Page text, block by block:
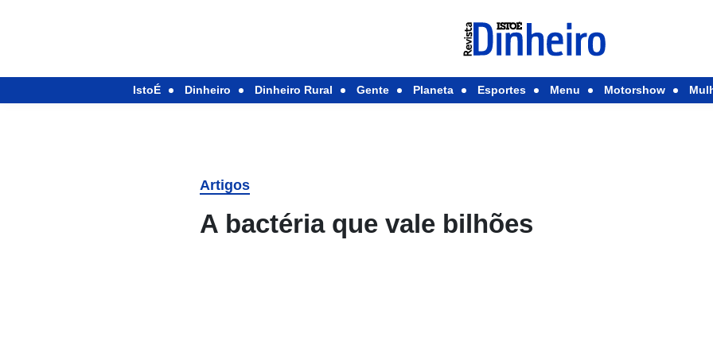
IstoÉ Dinheiro Dinheiro Rural Gente Planeta Esportes Menu Motorshow
Artigos
A bactéria que vale bilhões